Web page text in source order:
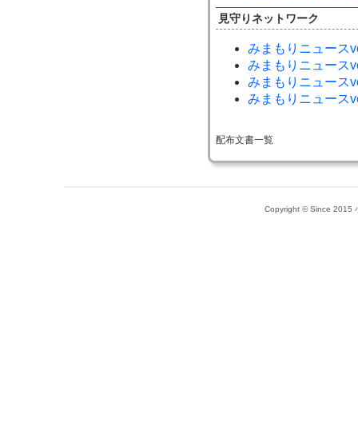
見守りネットワーク
みまもりニュース
みまもりニュース
みまもりニュース
みまもりニュース
配布文書一覧
Copyright © Since 2015